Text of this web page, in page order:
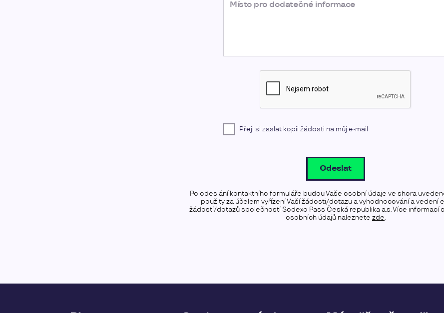
Přeji si zaslat kopii žádosti na můj e-mail
Odeslat
Po odeslání kontaktního formuláře budou Vaše osobní údaje ve shora
použity za účelem vyřízení Vaší žádosti/dotazu a vyhodnocování a vedení
žádostí/dotazů společností Sodexo Pass Česká republika a.s. Více informací
osobních údajů naleznete zde.